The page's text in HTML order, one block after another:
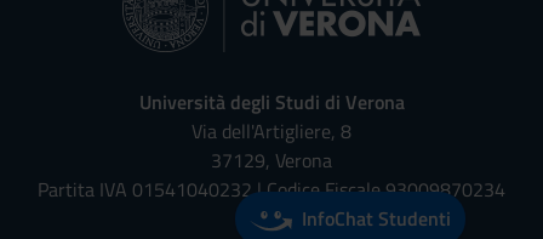
Università degli Studi di Verona
Via dell'Artigliere, 8
37129, Verona
Partita IVA 01541040232 | Codice Fiscale 93009870234
InfoChat Studenti